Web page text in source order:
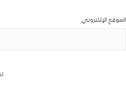
الموقع الإلكتروني